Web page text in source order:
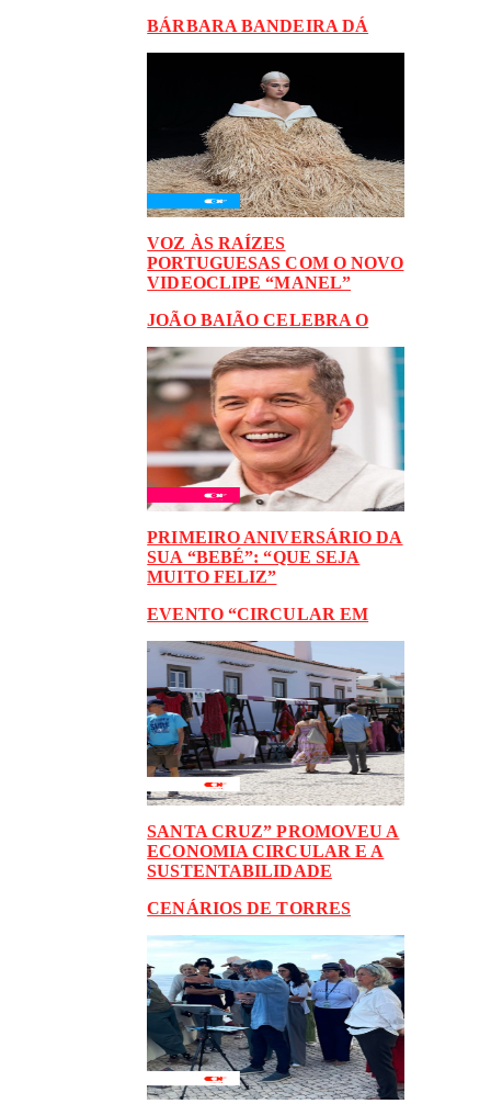
BÁRBARA BANDEIRA DÁ
VOZ ÀS RAÍZES
PORTUGUESAS COM O NOVO
VIDEOCLIPE “MANEL”
JOÃO BAIÃO CELEBRA O
PRIMEIRO ANIVERSÁRIO DA
SUA “BEBÉ”: “QUE SEJA
MUITO FELIZ”
EVENTO “CIRCULAR EM
SANTA CRUZ” PROMOVEU A
ECONOMIA CIRCULAR E A
SUSTENTABILIDADE
CENÁRIOS DE TORRES